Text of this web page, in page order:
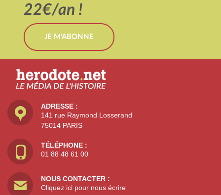
22€/an !
JE M'ABONNE
ADRESSE :
141 rue Raymond Losserand
75014 PARIS
TÉLÉPHONE :
01 88 48 61 00
NOUS CONTACTER :
Cliquez ici pour nous écrire